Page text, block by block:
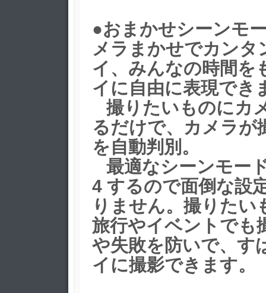
●おまかせシーンモ
メラまかせでカンタ
イ、みんなの時間を
イに自由に表現でき
撮りたいものにカ
るだけで、カメラが
を自動判別。
最適なシーンモー
4 するので面倒な設
りません。撮りたい
旅行やイベントでも
や失敗を防いで、す
イに撮影できます。